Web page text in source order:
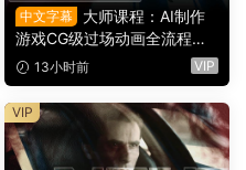
中文字幕
大师课程：AI制作
游戏CG级过场动画全流程视
频课程 中文字幕（16149）
13小时前 VIP
VIP